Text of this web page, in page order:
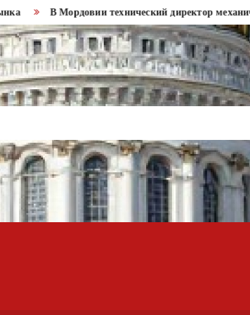
В Мордовии технический директор